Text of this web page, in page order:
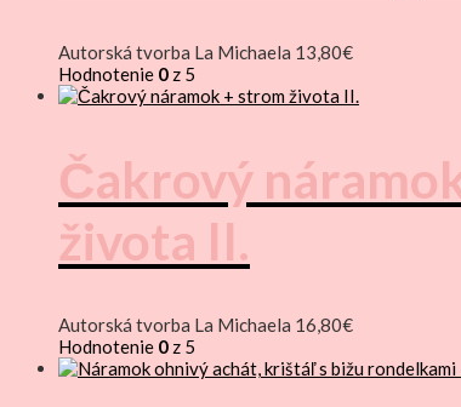
Autorská tvorba La Michaela 13,80€
Hodnotenie 0 z 5
Čakrový
života II.
Autorská tvorba La Michaela 16,80€
Hodnotenie 0 z 5